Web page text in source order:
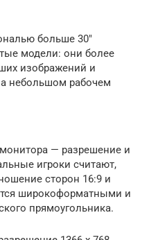
больше 30″
модели: они более
изображений и
небольшом рабочем
— разрешение и
игроки считают,
сторон 16:9 и
широкоформатными и
прямоугольника.